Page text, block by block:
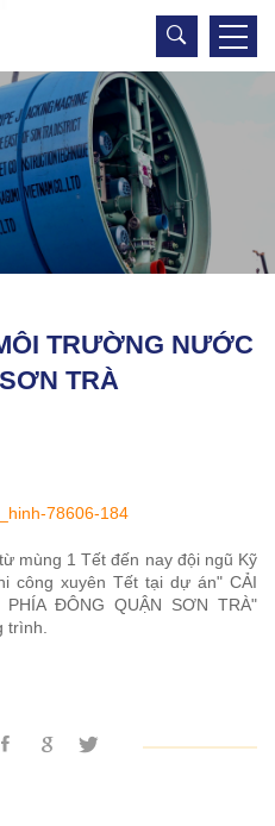
TRƯỜNG NƯỚC
TRÀ
78606-184
mùng 1 Tết đến nay đội ngũ Kỹ
công xuyên Tết tại dự án" CẢI
ĐÔNG QUẬN SƠN TRÀ"
trình.